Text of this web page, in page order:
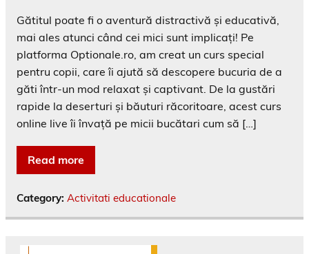
Gătitul poate fi o aventură distractivă și educativă,
mai ales atunci când cei mici sunt implicați! Pe
platforma Optionale.ro, am creat un curs special
pentru copii, care îi ajută să descopere bucuria de a
găti într-un mod relaxat și captivant. De la gustări
rapide la deserturi și băuturi răcoritoare, acest curs
online live îi învață pe micii bucătari cum să […]
Read more
Category: Activitati educationale